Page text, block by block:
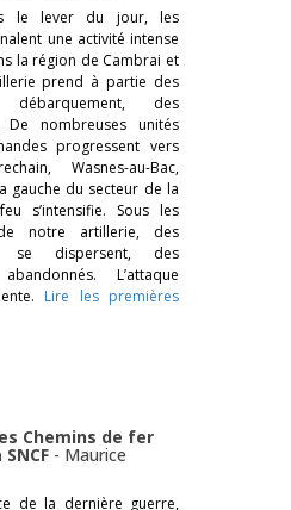
le lever du jour, les
une activité intense
la région de Cambrai et
prend à partie des
des
De nombreuses unités
progressent vers
Wasnes-au-Bac,
gauche du secteur de la
s’intensifie. Sous les
notre artillerie, des
se dispersent, des
L’attaque
Lire les premières
Chemins de fer
- Maurice
de la dernière guerre,